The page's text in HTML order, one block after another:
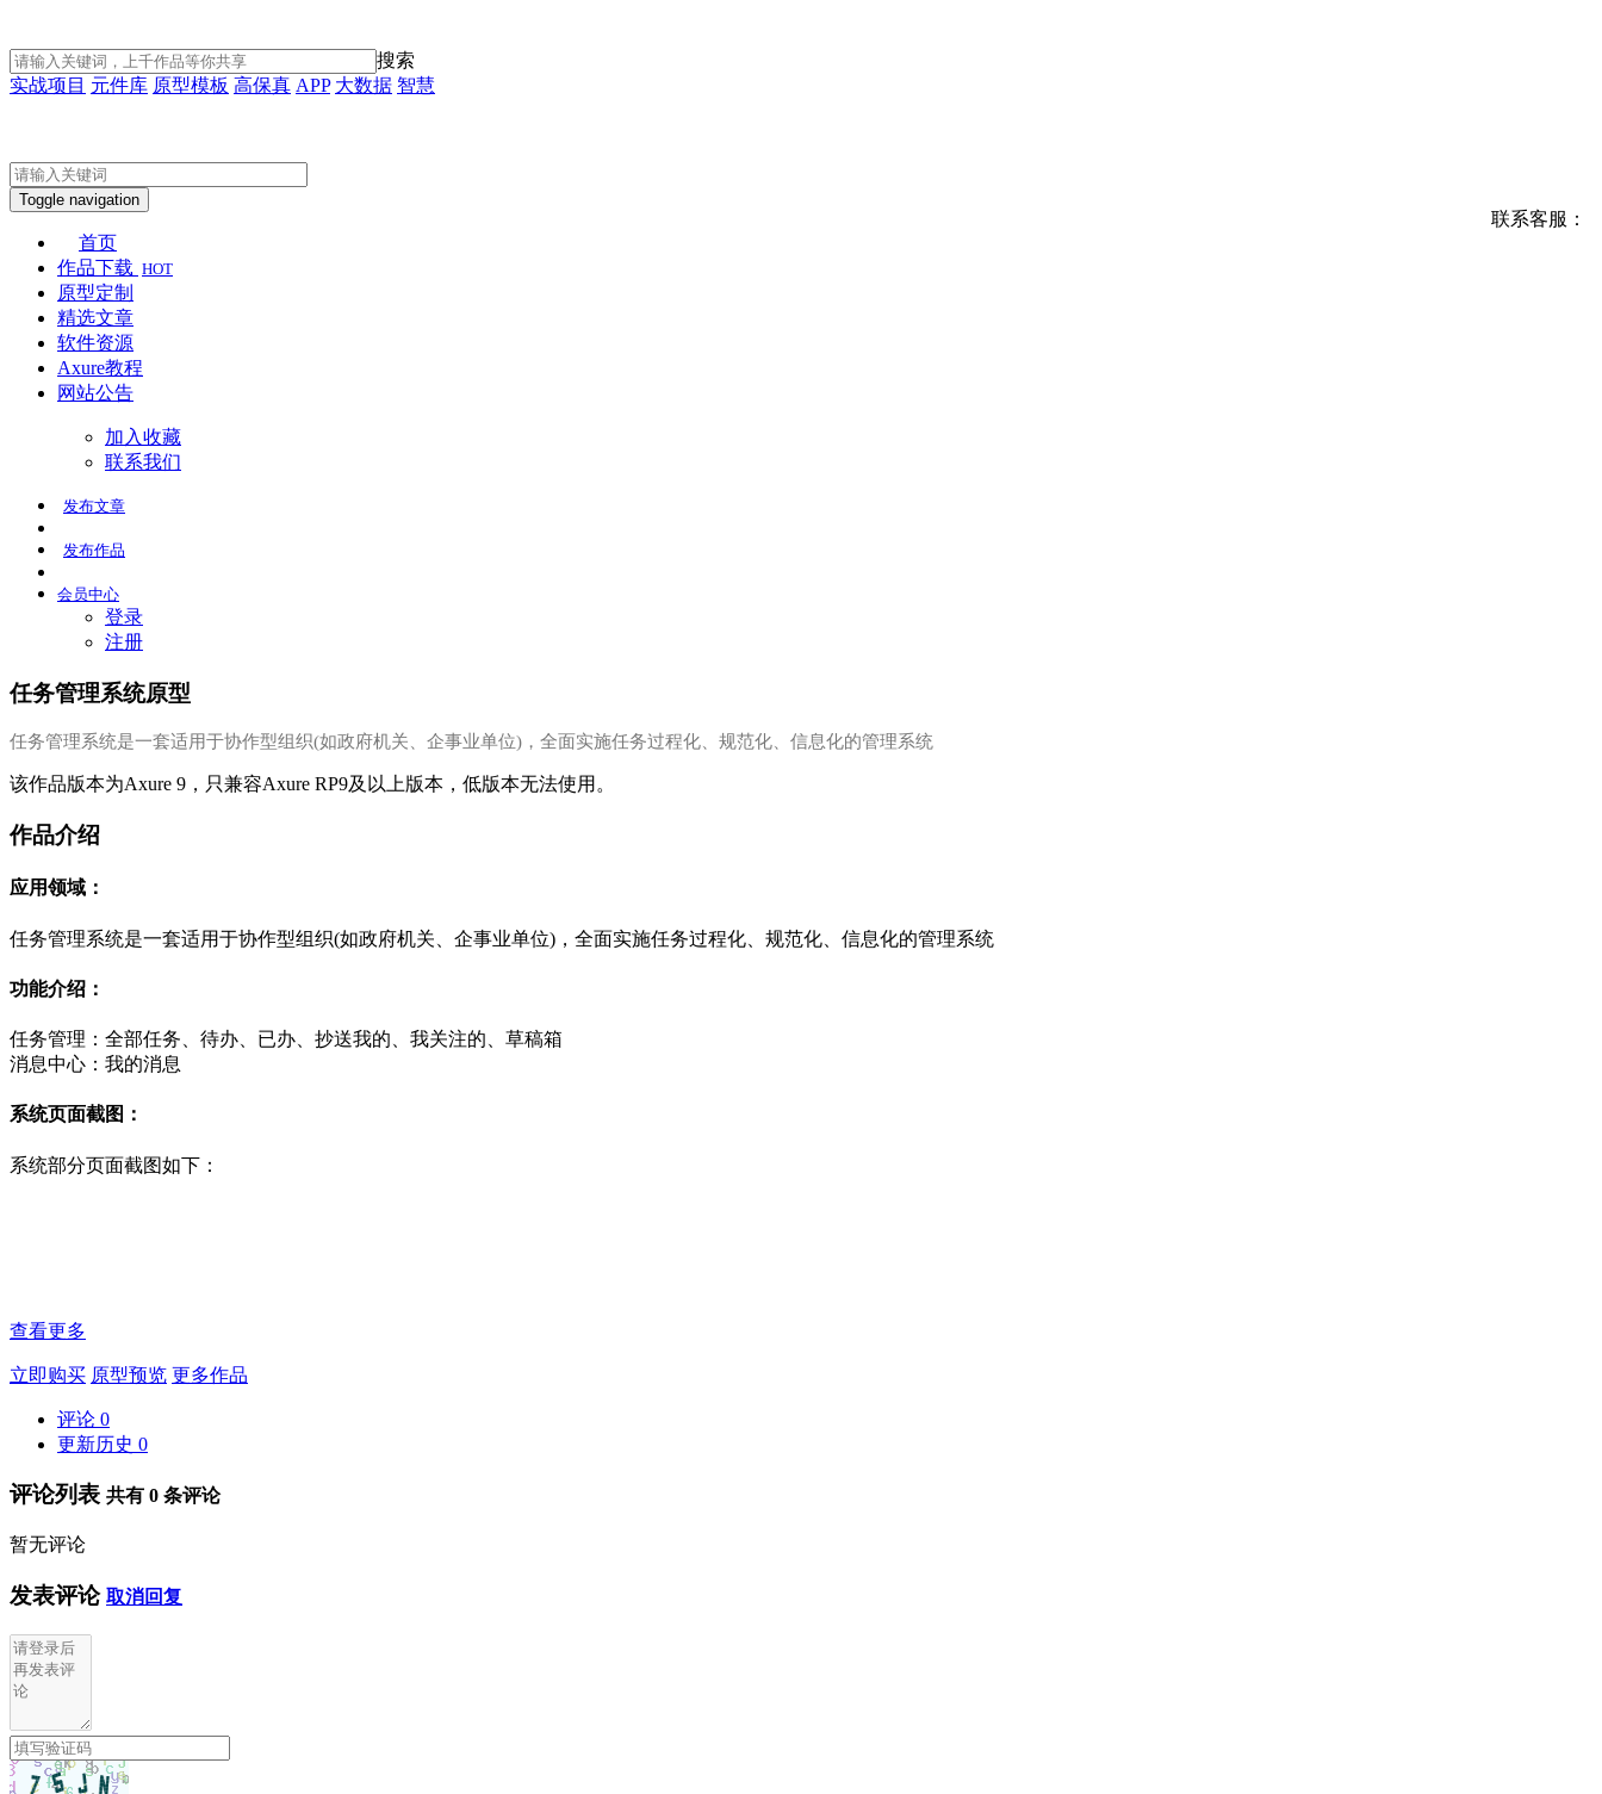
搜索
实战项目 元件库 原型模板 高保真 APP 大数据 智慧
联系客服：
Toggle navigation
首页
作品下载 HOT
原型定制
精选文章
软件资源
Axure教程
网站公告
加入收藏
联系我们
发布文章
发布作品
会员中心
登录
注册
任务管理系统原型
任务管理系统是一套适用于协作型组织(如政府机关、企事业单位)，全面实施任务过程化、规范化、信息化的管理系统
该作品版本为Axure 9，只兼容Axure RP9及以上版本，低版本无法使用。
作品介绍
应用领域：
任务管理系统是一套适用于协作型组织(如政府机关、企事业单位)，全面实施任务过程化、规范化、信息化的管理系统
功能介绍：
任务管理：全部任务、待办、已办、抄送我的、我关注的、草稿箱
消息中心：我的消息
系统页面截图：
系统部分页面截图如下：
查看更多
立即购买 原型预览 更多作品
评论 0
更新历史 0
评论列表 共有 0 条评论
暂无评论
发表评论 取消回复